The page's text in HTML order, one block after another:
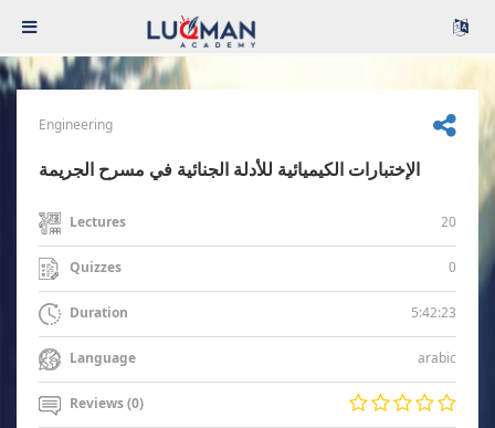
Engineering
الإختبارات الكيميائية للأدلة الجنائية في مسرح الجريمة
Lectures 20
Quizzes 0
Duration 5:42:23
Language arabic
Reviews (0)